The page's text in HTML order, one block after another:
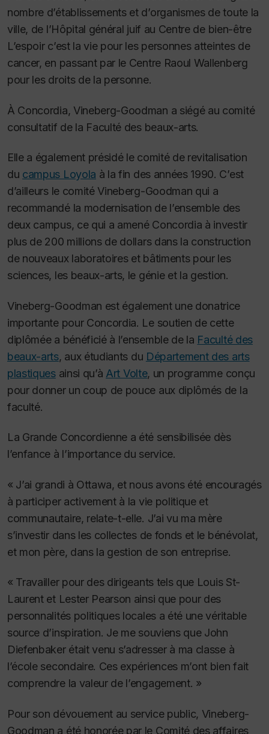
nombre d’établissements et d’organismes de toute la
ville, de l’Hôpital général juif au Centre de bien-être
L’espoir c’est la vie pour les personnes atteintes de
cancer, en passant par le Centre Raoul Wallenberg
pour les droits de la personne.
À Concordia, Vineberg-Goodman a siégé au comité
consultatif de la Faculté des beaux-arts.
Elle a également présidé le comité de revitalisation
du campus Loyola à la fin des années 1990. C’est
d’ailleurs le comité Vineberg-Goodman qui a
recommandé la modernisation de l’ensemble des
deux campus, ce qui a amené Concordia à investir
plus de 200 millions de dollars dans la construction
de nouveaux laboratoires et bâtiments pour les
sciences, les beaux-arts, le génie et la gestion.
Vineberg-Goodman est également une donatrice
importante pour Concordia. Le soutien de cette
diplômée a bénéficié à l’ensemble de la Faculté des
beaux-arts, aux étudiants du Département des arts
plastiquesainsi qu’à Art Volte, un programme conçu
pour donner un coup de pouce aux diplômés de la
faculté.
La Grande Concordienne a été sensibilisée dès
l’enfance à l’importance du service.
« J’ai grandi à Ottawa, et nous avons été encouragés
à participer activement à la vie politique et
communautaire, relate-t-elle. J’ai vu ma mère
s’investir dans les collectes de fonds et le bénévolat,
et mon père, dans la gestion de son entreprise.
« Travailler pour des dirigeants tels que Louis St-
Laurent et Lester Pearson ainsi que pour des
personnalités politiques locales a été une véritable
source d’inspiration. Je me souviens que John
Diefenbaker était venu s’adresser à ma classe à
l’école secondaire. Ces expériences m’ont bien fait
comprendre la valeur de l’engagement. »
Pour son dévouement au service public, Vineberg-
Goodman a été honorée par le Comité des affaires